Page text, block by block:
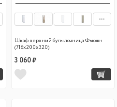
Шкаф верхний бутылочница Фьюжн
(716х200х320)
3 060 ₽